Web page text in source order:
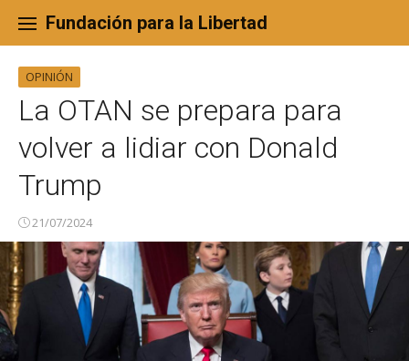
content
Fundación para la Libertad
OPINIÓN
La OTAN se prepara para
volver a lidiar con Donald
Trump
21/07/2024